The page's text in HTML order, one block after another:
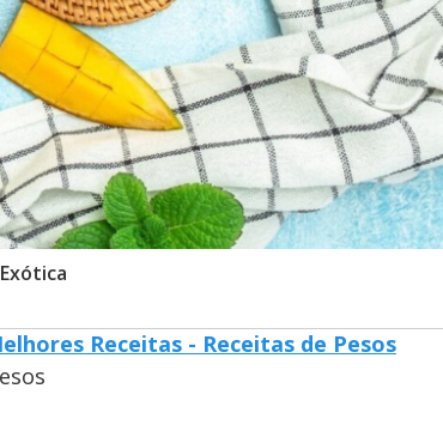
Receitas - Receitas de Pesos